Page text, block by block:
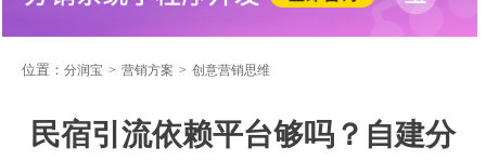
位置： 分润宝 > 营销方案 > 创意营销思维
民宿引流依赖平台够吗？自建分